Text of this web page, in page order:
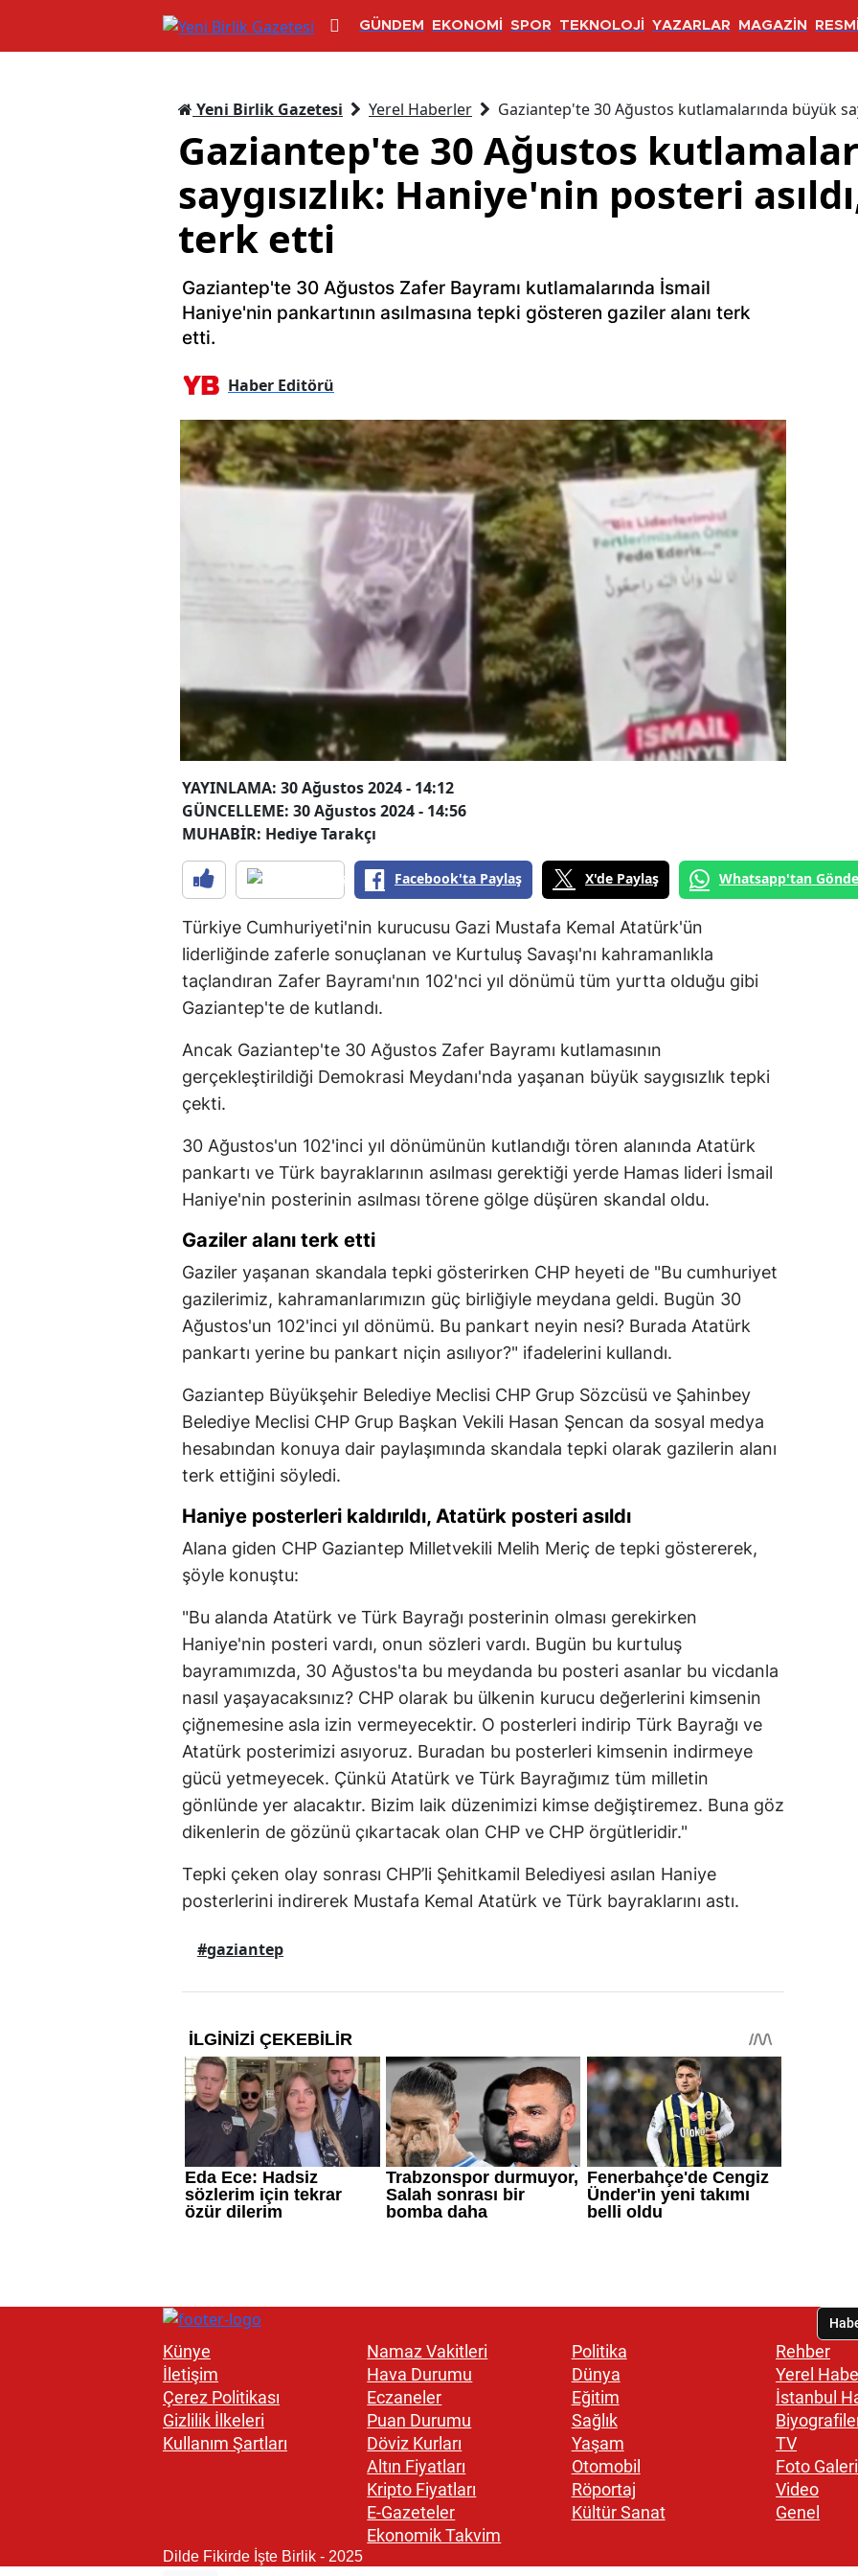
GÜNDEM EKONOMİ SPOR TEKNOLOJİ YAZARLAR MAGAZİN
Yeni Birlik Gazetesi Yerel Haberler Gaziantep'te 30 Ağustos kutlamalarında büyük
Gaziantep'te 30 Ağustos
saygısızlık: Haniye'nin posteri
terk etti
Gaziantep'te 30 Ağustos Zafer Bayramı kutlamalarında İsmail
Haniye'nin pankartının asılmasına tepki gösteren gaziler alanı terk
etti.
Haber Editörü
YAYINLAMA: 30 Ağustos 2024 - 14:12
GÜNCELLEME: 30 Ağustos 2024 - 14:56
MUHABİR: Hediye Tarakçı
Facebook'ta Paylaş X'de Paylaş Whatsapp'tan
Türkiye Cumhuriyeti'nin kurucusu Gazi Mustafa Kemal Atatürk'ün
liderliğinde zaferle sonuçlanan ve Kurtuluş Savaşı'nı kahramanlıkla
taçlandıran Zafer Bayramı'nın 102'nci yıl dönümü tüm yurtta olduğu gibi
Gaziantep'te de kutlandı.
Ancak Gaziantep'te 30 Ağustos Zafer Bayramı kutlamasının
gerçekleştirildiği Demokrasi Meydanı'nda yaşanan büyük saygısızlık tepki
çekti.
30 Ağustos'un 102'inci yıl dönümünün kutlandığı tören alanında Atatürk
pankartı ve Türk bayraklarının asılması gerektiği yerde Hamas lideri İsmail
Haniye'nin posterinin asılması törene gölge düşüren skandal oldu.
Gaziler alanı terk etti
Gaziler yaşanan skandala tepki gösterirken CHP heyeti de "Bu cumhuriyet
gazilerimiz, kahramanlarımızın güç birliğiyle meydana geldi. Bugün 30
Ağustos'un 102'inci yıl dönümü. Bu pankart neyin nesi? Burada Atatürk
pankartı yerine bu pankart niçin asılıyor?" ifadelerini kullandı.
Gaziantep Büyükşehir Belediye Meclisi CHP Grup Sözcüsü ve Şahinbey
Belediye Meclisi CHP Grup Başkan Vekili Hasan Şencan da sosyal medya
hesabından konuya dair paylaşımında skandala tepki olarak gazilerin alanı
terk ettiğini söyledi.
Haniye posterleri kaldırıldı, Atatürk posteri asıldı
Alana giden CHP Gaziantep Milletvekili Melih Meriç de tepki göstererek,
şöyle konuştu:
"Bu alanda Atatürk ve Türk Bayrağı posterinin olması gerekirken
Haniye'nin posteri vardı, onun sözleri vardı. Bugün bu kurtuluş
bayramımızda, 30 Ağustos'ta bu meydanda bu posteri asanlar bu vicdanla
nasıl yaşayacaksınız? CHP olarak bu ülkenin kurucu değerlerini kimsenin
çiğnemesine asla izin vermeyecektir. O posterleri indirip Türk Bayrağı ve
Atatürk posterimizi asıyoruz. Buradan bu posterleri kimsenin indirmeye
gücü yetmeyecek. Çünkü Atatürk ve Türk Bayrağımız tüm milletin
gönlünde yer alacaktır. Bizim laik düzenimizi kimse değiştiremez. Buna göz
dikenlerin de gözünü çıkartacak olan CHP ve CHP örgütleridir."
Tepki çeken olay sonrası CHP’li Şehitkamil Belediyesi asılan Haniye
posterlerini indirerek Mustafa Kemal Atatürk ve Türk bayraklarını astı.
#gaziantep
Künye
İletişim
Çerez Politikası
Gizlilik İlkeleri
Kullanım Şartları
Namaz Vakitleri
Hava Durumu
Eczaneler
Puan Durumu
Döviz Kurları
Altın Fiyatları
Kripto Fiyatları
E-Gazeteler
Ekonomik Takvim
Politika
Dünya
Eğitim
Sağlık
Yaşam
Otomobil
Röportaj
Kültür Sanat
Rehber
Yerel
İstanbul
TV
Foto Galeri
Video
Genel
Dilde Fikirde İşte Birlik - 2025